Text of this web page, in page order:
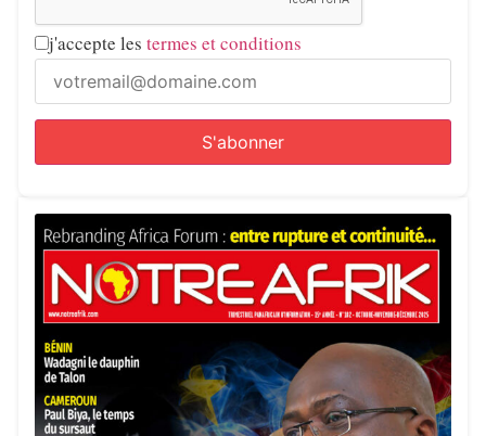
j'accepte les termes et conditions